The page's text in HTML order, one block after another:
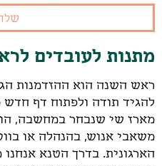
מתנות לעובדים
ראש השנה הוא ההזדמנות
להגיד תודה ולפתוח דף
מארז שי שנבחר במחשבה,
משאבי אנוש, בהנהלה או
הארגונית. בדרך הטנא